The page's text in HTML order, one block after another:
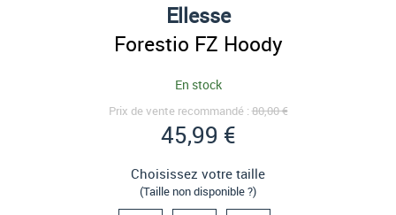
Ellesse
Forestio FZ Hoody
En stock
Prix de vente recommandé :80,00 €
45,99 €
Choisissez votre taille
(Taille non disponible ?)